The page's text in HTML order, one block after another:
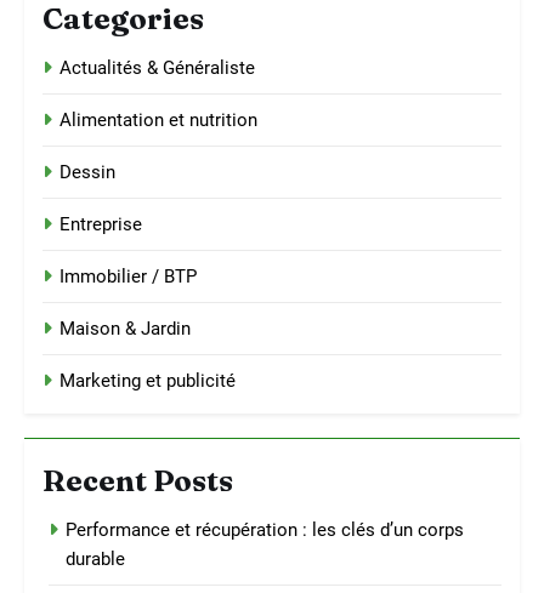
Categories
Actualités & Généraliste
Alimentation et nutrition
Dessin
Entreprise
Immobilier / BTP
Maison & Jardin
Marketing et publicité
Recent Posts
Performance et récupération : les clés d’un corps
durable